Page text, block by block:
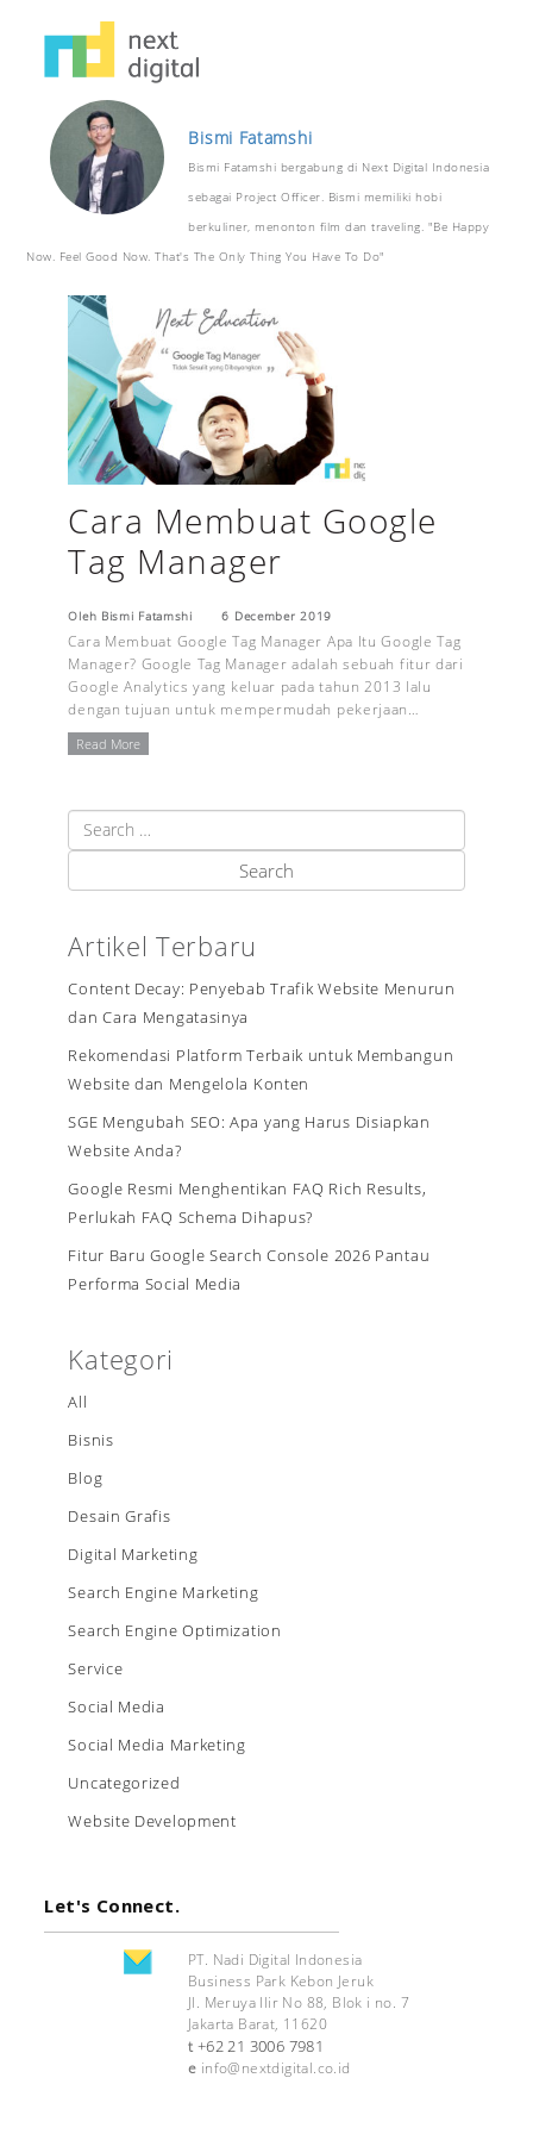
Bismi Fatamshi
Bismi Fatamshi bergabung di Next Digital Indonesia
sebagai Project Officer. Bismi memiliki hobi
berkuliner, menonton film dan traveling. "Be Happy
Now. Feel Good Now. That's The Only Thing You Have To Do"
Cara Membuat Google
Tag Manager
Oleh Bismi Fatamshi 6 December 2019
Cara Membuat Google Tag Manager Apa Itu Google Tag
Manager? Google Tag Manager adalah sebuah fitur dari
Google Analytics yang keluar pada tahun 2013 lalu
dengan tujuan untuk mempermudah pekerjaan…
Read More
Artikel Terbaru
Content Decay: Penyebab Trafik Website Menurun
dan Cara Mengatasinya
Rekomendasi Platform Terbaik untuk Membangun
Website dan Mengelola Konten
SGE Mengubah SEO: Apa yang Harus Disiapkan
Website Anda?
Google Resmi Menghentikan FAQ Rich Results,
Perlukah FAQ Schema Dihapus?
Fitur Baru Google Search Console 2026 Pantau
Performa Social Media
Kategori
All
Bisnis
Blog
Desain Grafis
Digital Marketing
Search Engine Marketing
Search Engine Optimization
Service
Social Media
Social Media Marketing
Uncategorized
Website Development
Let's Connect.
PT. Nadi Digital Indonesia
Business Park Kebon Jeruk
Jl. Meruya Ilir No 88, Blok i no. 7
Jakarta Barat, 11620
t +62 21 3006 7981
e info@nextdigital.co.id